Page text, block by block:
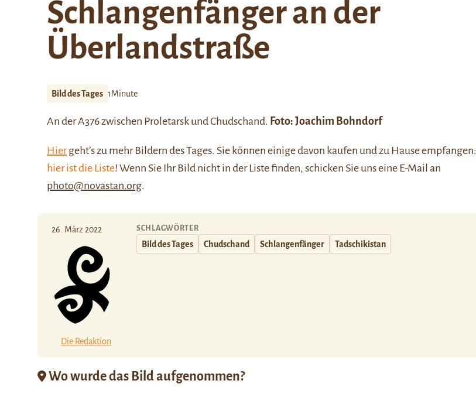
Schlangenfänger an der
Überlandstraße
Bild des Tages 1Minute
An der A376 zwischen Proletarsk und Chudschand. Foto: Joachim Bohndorf
Hiergeht’s zu mehr Bildern des Tages. Sie können einige davon kaufen und zu Hause empfangen:
hier ist die Liste! Wenn Sie Ihr Bild nicht in der Liste finden, schicken Sie uns eine E-Mail an
photo@novastan.org.
26. März 2022
Die Redaktion
SCHLAGWÖRTER
Bild des Tages Chudschand Schlangenfänger Tadschikistan
Wo wurde das Bild aufgenommen?